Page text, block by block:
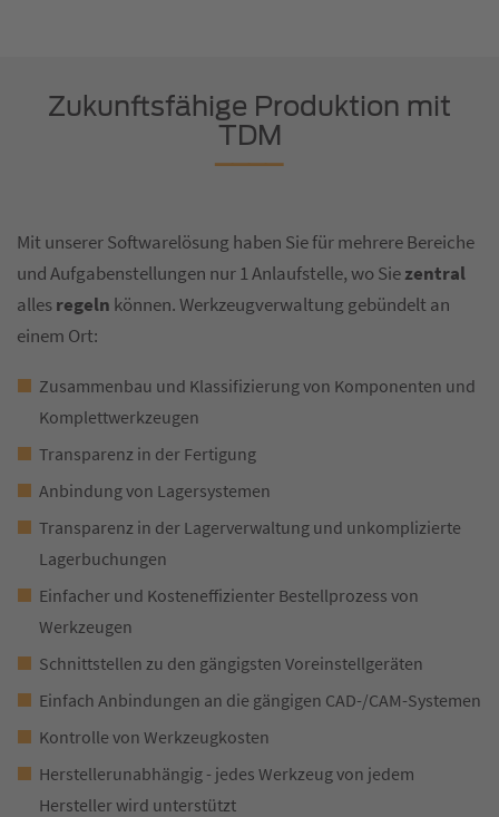
Zukunftsfähige Produktion mit
TDM
Mit unserer Softwarelösung haben Sie für mehrere Bereiche
und Aufgabenstellungen nur 1 Anlaufstelle, wo Siezentral
allesregeln können. Werkzeugverwaltung gebündelt an
einem Ort:
Zusammenbau und Klassifizierung von Komponenten und
Komplettwerkzeugen
Transparenz in der Fertigung
Anbindung von Lagersystemen
Transparenz in der Lagerverwaltung und unkomplizierte
Lagerbuchungen
Einfacher und Kosteneffizienter Bestellprozess von
Werkzeugen
Schnittstellen zu den gängigsten Voreinstellgeräten
Einfach Anbindungen an die gängigen CAD-/CAM-Systemen
Kontrolle von Werkzeugkosten
Herstellerunabhängig - jedes Werkzeug von jedem
Hersteller wird unterstützt